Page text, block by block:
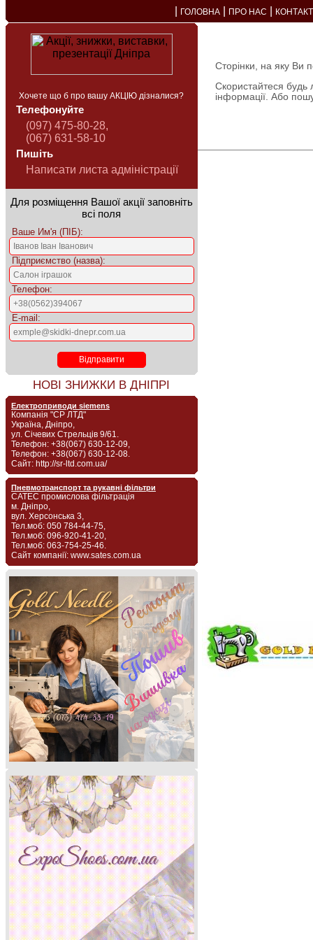
ГОЛОВНА ПРО НАС
Хочете що б про вашу АКЦІЮ дізналися?
Телефонуйте
(097) 475-80-28,
(067) 631-58-10
Пишіть
Написати листа адміністрації
Для розміщення Вашої акції заповніть
всі поля
Ваше Им'я (ПІБ):
Підприємство (назва):
Телефон:
E-mail:
НОВІ ЗНИЖКИ В ДНІПРІ
Електроприводи siemens
Компанія "СР ЛТД"
Україна, Дніпро,
ул. Січевих Стрельців 9/61.
Телефон: +38(067) 630-12-09,
Телефон: +38(067) 630-12-08.
Сайт: http://sr-ltd.com.ua/
Пневмотранспорт та рукавні фільтри
САТЕС промислова фільтрація
м. Дніпро,
вул. Херсонська 3,
Тел.моб: 050 784-44-75,
Тел.моб: 096-920-41-20,
Тел.моб: 063-754-25-46.
Сайт компанії: www.sates.com.ua
Сторінки, на яку Ви
Скористайтеся будь
інформації. Або